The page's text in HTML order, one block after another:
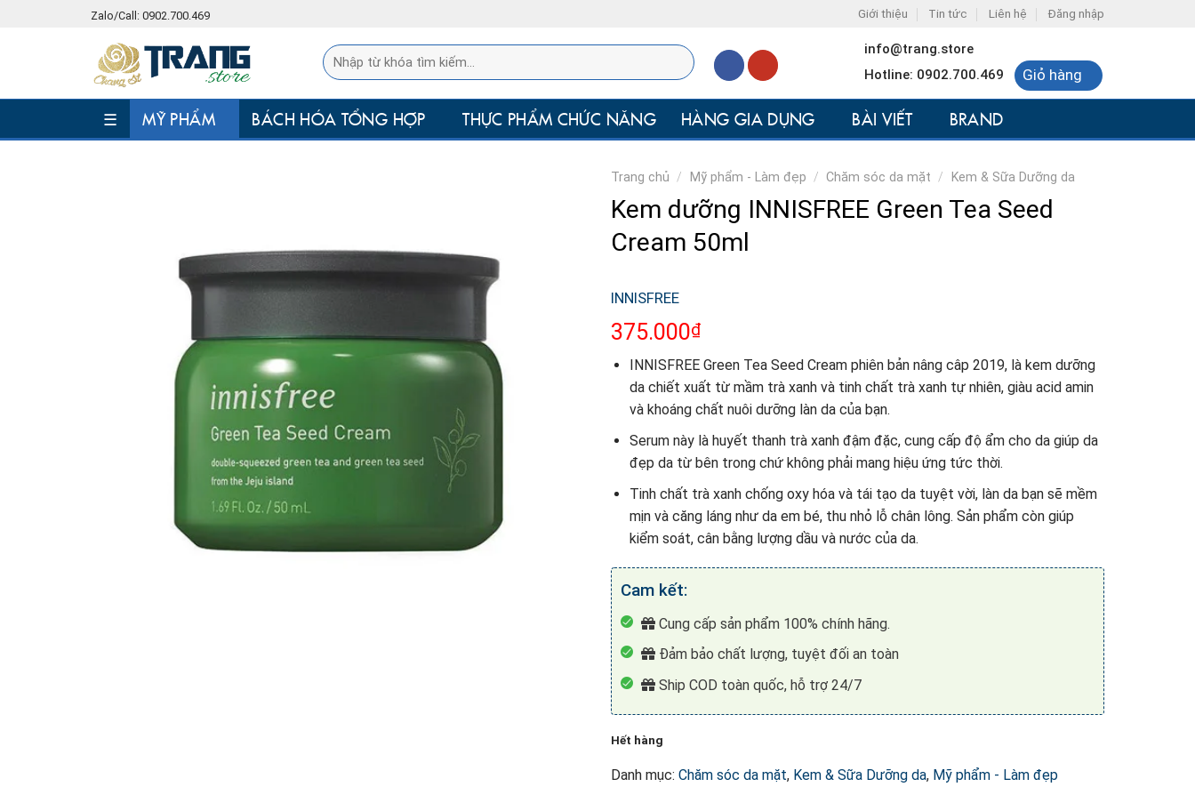
Zalo/Call: 0902.700.469 Giới thiệu Tin tức Liên hệ Đăng nhập
info@trang.store
Hotline: 0902.700.469
Giỏ hàng
☰ MỸ PHẨM BÁCH HÓA TỔNG HỢP THỰC PHẨM CHỨC NĂNG HÀNG GIA DỤNG BÀI VIẾT BRAND
Trang chủ / Mỹ phẩm - Làm đẹp / Chăm sóc da mặt / Kem & Sữa Dưỡng da
Kem dưỡng INNISFREE Green Tea Seed
Cream 50ml
INNISFREE
375.000₫
INNISFREE Green Tea Seed Cream phiên bản nâng câp 2019, là kem dưỡng
da chiết xuất từ mầm trà xanh và tinh chất trà xanh tự nhiên, giàu acid amin
và khoáng chất nuôi dưỡng làn da của bạn.
Serum này là huyết thanh trà xanh đậm đặc, cung cấp độ ẩm cho da giúp da
đẹp da từ bên trong chứ không phải mang hiệu ứng tức thời.
Tinh chất trà xanh chống oxy hóa và tái tạo da tuyệt vời, làn da bạn sẽ mềm
mịn và căng láng như da em bé, thu nhỏ lỗ chân lông. Sản phẩm còn giúp
kiểm soát, cân bằng lượng dầu và nước của da.
Cam kết:
Cung cấp sản phẩm 100% chính hãng.
Đảm bảo chất lượng, tuyệt đối an toàn
Ship COD toàn quốc, hỗ trợ 24/7
Hết hàng
Danh mục: Chăm sóc da mặt, Kem & Sữa Dưỡng da, Mỹ phẩm - Làm đẹp